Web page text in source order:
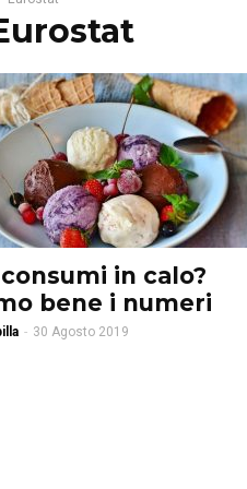
in calo?
bene i numeri
- 30 Agosto 2019